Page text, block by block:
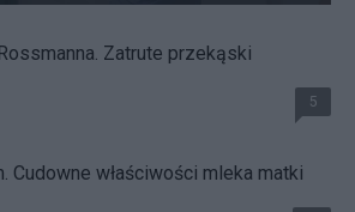
Zatrute przekąski
5
Cudowne właściwości mleka matki